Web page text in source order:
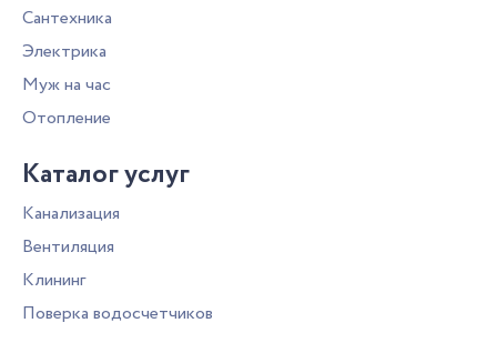
Сантехника
Электрика
Муж на час
Отопление
Каталог услуг
Канализация
Вентиляция
Клининг
Поверка водосчетчиков